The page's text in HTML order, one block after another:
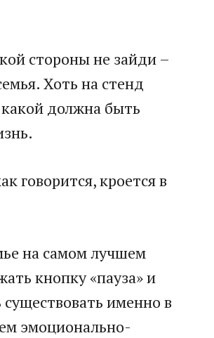
стороны не зайди –
Хоть на стенд
должна быть
говорится, кроется в
на самом лучшем
кнопку «пауза» и
именно в
эмоционально-